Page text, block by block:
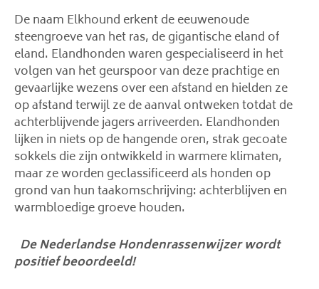
De naam Elkhound erkent de eeuwenoude
steengroeve van het ras, de gigantische eland of
eland. Elandhonden waren gespecialiseerd in het
volgen van het geurspoor van deze prachtige en
gevaarlijke wezens over een afstand en hielden ze
op afstand terwijl ze de aanval ontweken totdat de
achterblijvende jagers arriveerden. Elandhonden
lijken in niets op de hangende oren, strak gecoate
sokkels die zijn ontwikkeld in warmere klimaten,
maar ze worden geclassificeerd als honden op
grond van hun taakomschrijving: achterblijven en
warmbloedige groeve houden.
De Nederlandse Hondenrassenwijzer wordt
positief beoordeeld!